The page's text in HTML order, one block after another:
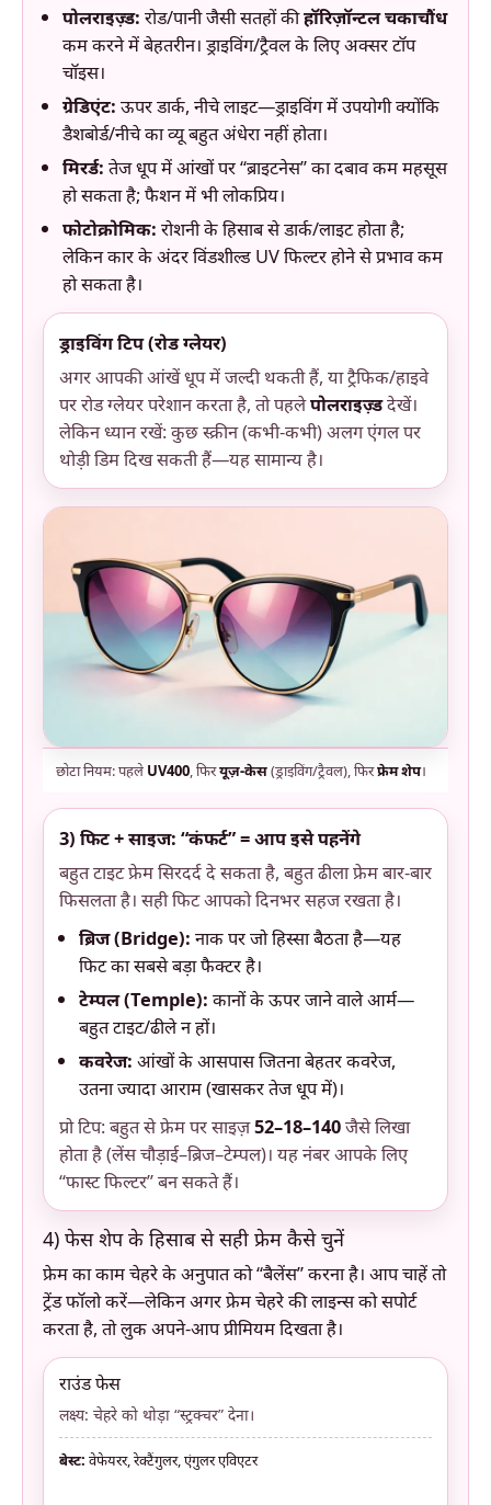
पोलराइज़्ड: रोड/पानी जैसी सतहों कीहॉरिज़ॉन्टल चकाचौंध
कम करने में बेहतरीन। ड्राइविंग/ट्रैवल के लिए अक्सर टॉप
चॉइस।
ग्रेडिएंट: ऊपर डार्क, नीचे लाइट—ड्राइविंग में उपयोगी क्योंकि
डैशबोर्ड/नीचे का व्यू बहुत अंधेरा नहीं होता।
मिरर्ड: तेज धूप में आंखों पर “ब्राइटनेस” का दबाव कम महसूस
हो सकता है; फैशन में भी लोकप्रिय।
फोटोक्रोमिक: रोशनी के हिसाब से डार्क/लाइट होता है;
लेकिन कार के अंदर विंडशील्ड UV फिल्टर होने से प्रभाव कम
हो सकता है।
ड्राइविंग टिप (रोड ग्लेयर)
अगर आपकी आंखें धूप में जल्दी थकती हैं, या ट्रैफिक/हाइवे
पर रोड ग्लेयर परेशान करता है, तो पहलेपोलराइज़्डदेखें।
लेकिन ध्यान रखें: कुछ स्क्रीन (कभी-कभी) अलग एंगल पर
थोड़ी डिम दिख सकती हैं—यह सामान्य है।
छोटा नियम: पहले UV400, फिरयूज़-केस(ड्राइविंग/ट्रैवल), फिरफ्रेम शेप।
3) फिट + साइज: “कंफर्ट” = आप इसे पहनेंगे
बहुत टाइट फ्रेम सिरदर्द दे सकता है, बहुत ढीला फ्रेम बार-बार
फिसलता है। सही फिट आपको दिनभर सहज रखता है।
ब्रिज (Bridge): नाक पर जो हिस्सा बैठता है—यह
फिट का सबसे बड़ा फैक्टर है।
टेम्पल (Temple): कानों के ऊपर जाने वाले आर्म—
बहुत टाइट/ढीले न हों।
कवरेज: आंखों के आसपास जितना बेहतर कवरेज,
उतना ज्यादा आराम (खासकर तेज धूप में)।
प्रो टिप: बहुत से फ्रेम पर साइज़52–18–140जैसे लिखा
होता है (लेंस चौड़ाई–ब्रिज–टेम्पल)। यह नंबर आपके लिए
“फास्ट फिल्टर” बन सकते हैं।
4) फेस शेप के हिसाब से सही फ्रेम कैसे चुनें
फ्रेम का काम चेहरे के अनुपात को “बैलेंस” करना है। आप चाहें तो
ट्रेंड फॉलो करें—लेकिन अगर फ्रेम चेहरे की लाइन्स को सपोर्ट
करता है, तो लुक अपने-आप प्रीमियम दिखता है।
राउंड फेस
लक्ष्य: चेहरे को थोड़ा “स्ट्रक्चर” देना।
बेस्ट: वेफेयरर, रेक्टैंगुलर, एंगुलर एविएटर